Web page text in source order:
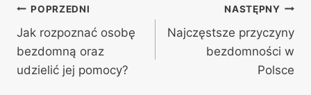
Nawigacja
wpisu
POPRZEDNI
Jak rozpoznać osobę
bezdomną oraz
udzielić jej pomocy?
NASTĘPNY
Najczęstsze przyczyny
bezdomności w
Polsce